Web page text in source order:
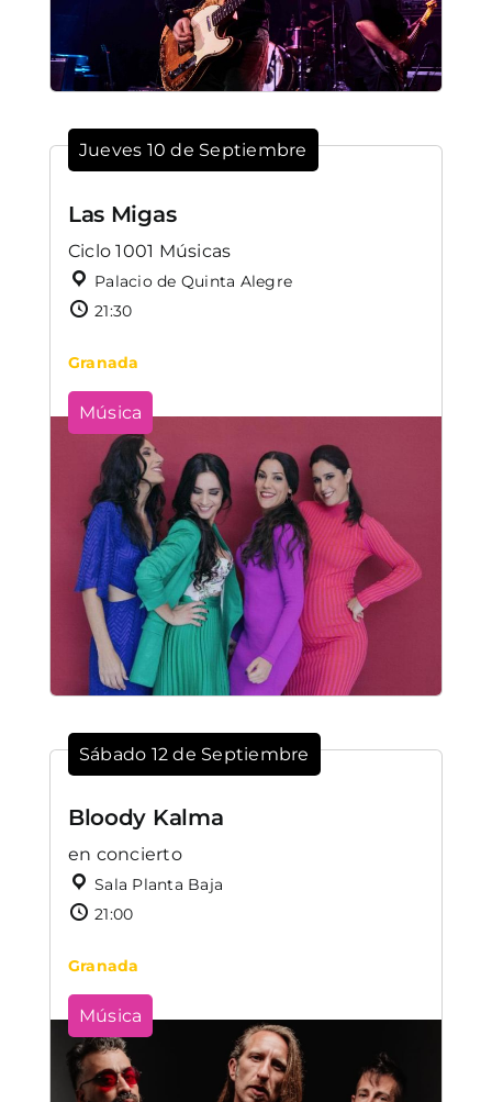
Jueves 10 de Septiembre
Las Migas
Ciclo 1001 Músicas
Palacio de Quinta Alegre
21:30
Granada
Música
Sábado 12 de Septiembre
Bloody Kalma
en concierto
Sala Planta Baja
21:00
Granada
Música